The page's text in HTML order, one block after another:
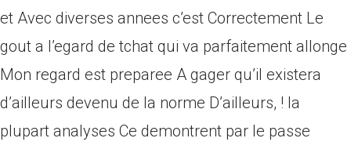
et Avec diverses annees c’est Correctement Le
gout a l’egard de tchat qui va parfaitement allonge
Mon regard est preparee A gager qu’il existera
d’ailleurs devenu de la norme D’ailleurs, ! la
plupart analyses Ce demontrent par le passe